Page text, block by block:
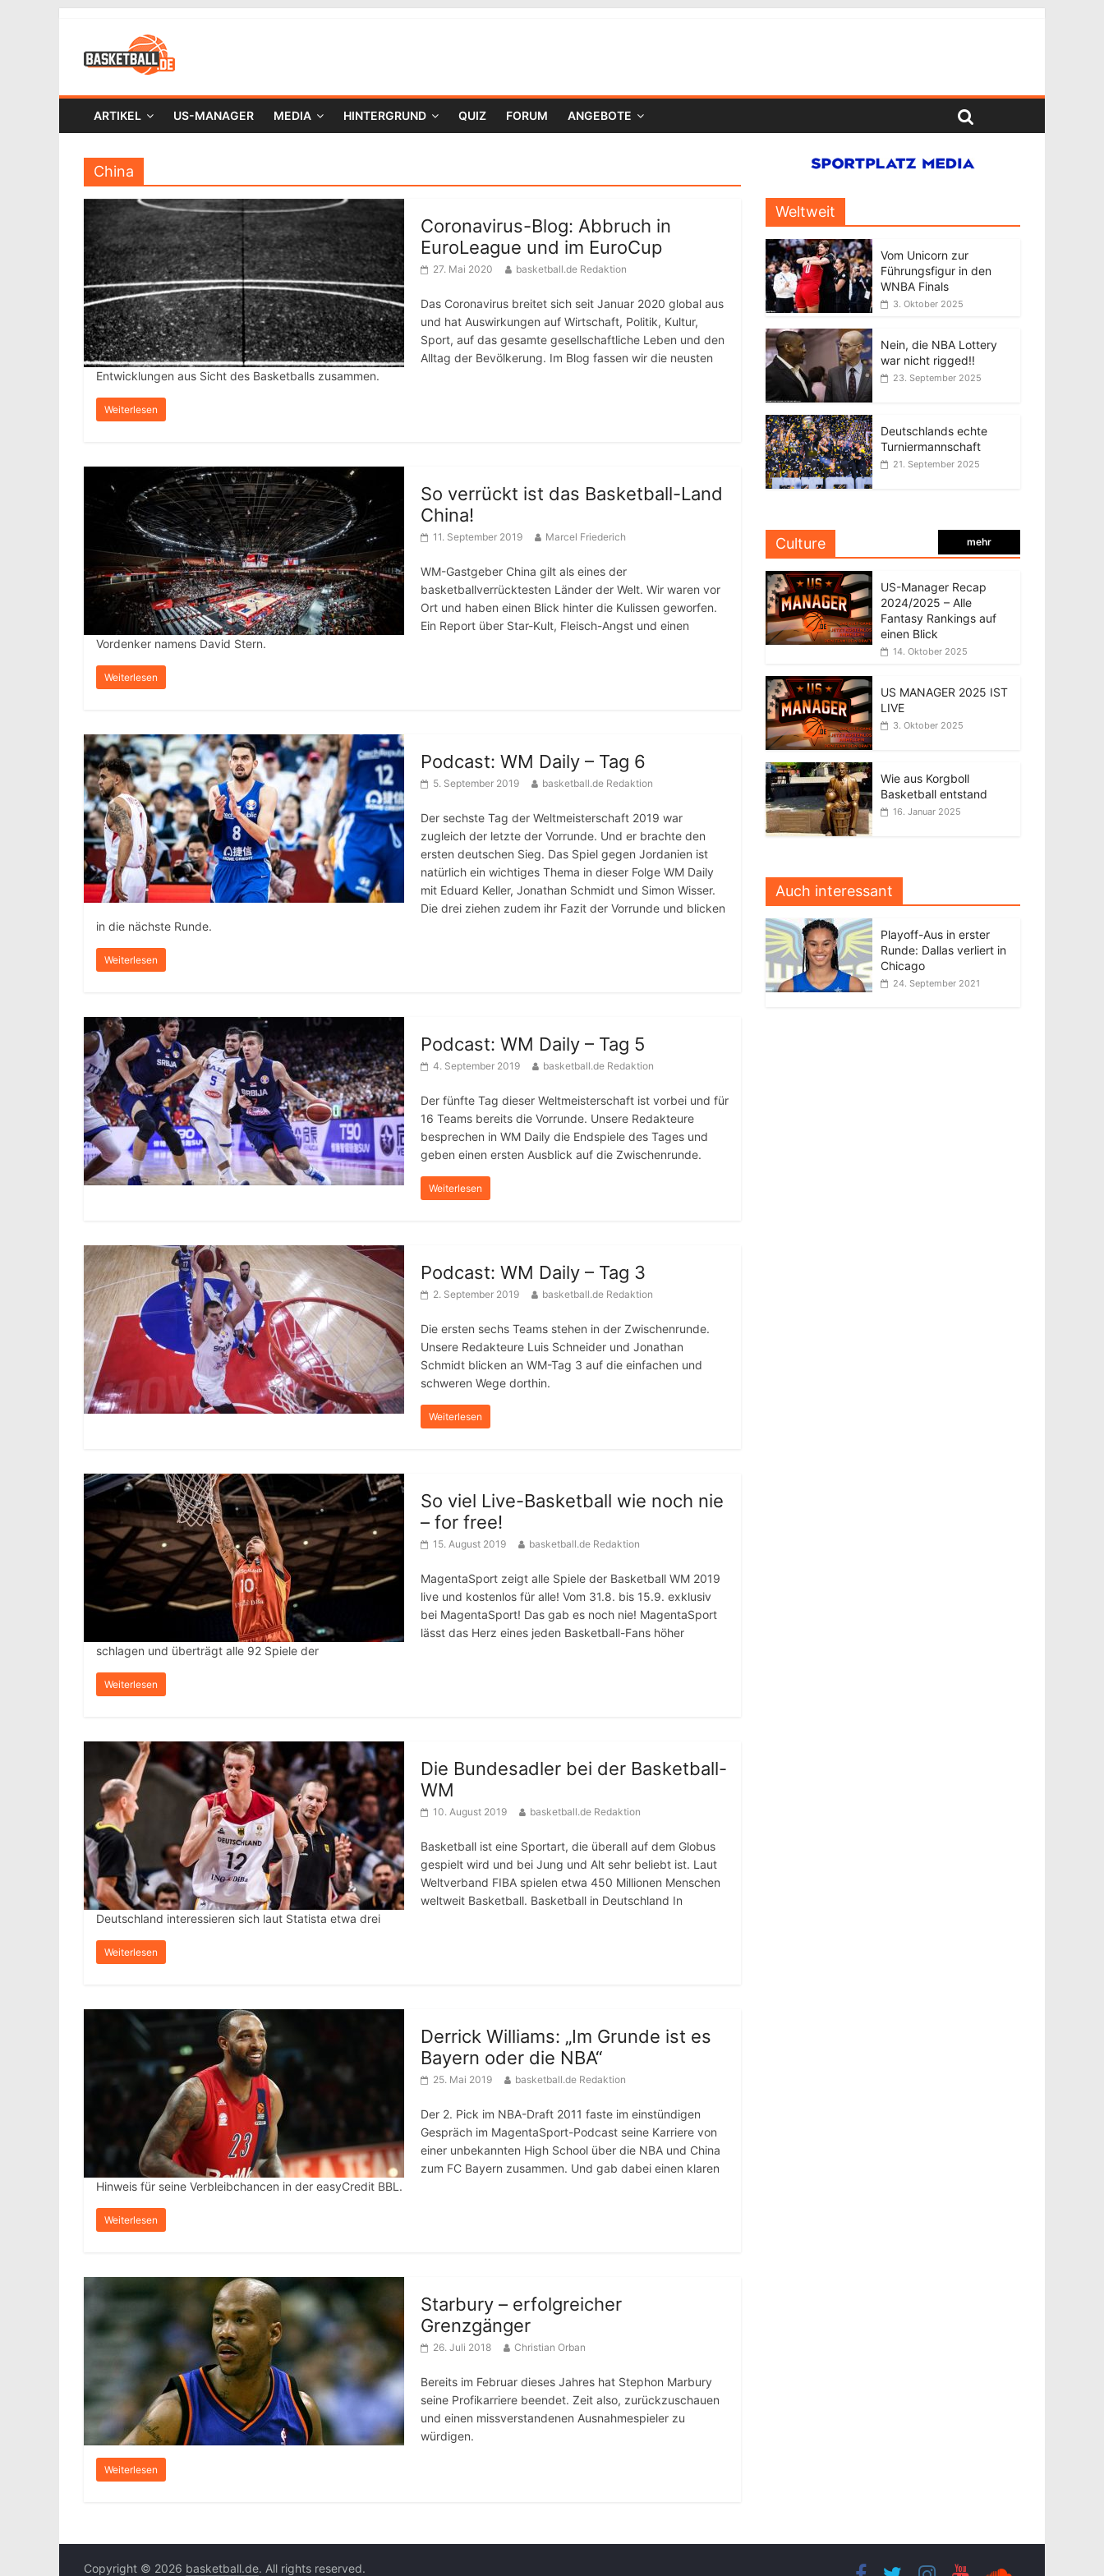
ARTIKEL US-MANAGER MEDIA HINTERGRUND QUIZ FORUM ANGEBOTE
China
Coronavirus-Blog: Abbruch in
EuroLeague und im EuroCup
27. Mai 2020 basketball.de Redaktion
Das Coronavirus breitet sich seit Januar 2020 global aus
und hat Auswirkungen auf Wirtschaft, Politik, Kultur,
Sport, auf das gesamte gesellschaftliche Leben und den
Alltag der Bevölkerung. Im Blog fassen wir die neusten
Entwicklungen aus Sicht des Basketballs zusammen.
Weiterlesen
So verrückt ist das Basketball-Land
China!
11. September 2019 Marcel Friederich
WM-Gastgeber China gilt als eines der
basketballverrücktesten Länder der Welt. Wir waren vor
Ort und haben einen Blick hinter die Kulissen geworfen.
Ein Report über Star-Kult, Fleisch-Angst und einen
Vordenker namens David Stern.
Weiterlesen
Podcast: WM Daily – Tag 6
5. September 2019 basketball.de Redaktion
Der sechste Tag der Weltmeisterschaft 2019 war
zugleich der letzte der Vorrunde. Und er brachte den
ersten deutschen Sieg. Das Spiel gegen Jordanien ist
natürlich ein wichtiges Thema in dieser Folge WM Daily
mit Eduard Keller, Jonathan Schmidt und Simon Wisser.
Die drei ziehen zudem ihr Fazit der Vorrunde und blicken
in die nächste Runde.
Weiterlesen
Podcast: WM Daily – Tag 5
4. September 2019 basketball.de Redaktion
Der fünfte Tag dieser Weltmeisterschaft ist vorbei und für
16 Teams bereits die Vorrunde. Unsere Redakteure
besprechen in WM Daily die Endspiele des Tages und
geben einen ersten Ausblick auf die Zwischenrunde.
Weiterlesen
Podcast: WM Daily – Tag 3
2. September 2019 basketball.de Redaktion
Die ersten sechs Teams stehen in der Zwischenrunde.
Unsere Redakteure Luis Schneider und Jonathan
Schmidt blicken an WM-Tag 3 auf die einfachen und
schweren Wege dorthin.
Weiterlesen
So viel Live-Basketball wie noch nie
– for free!
15. August 2019 basketball.de Redaktion
MagentaSport zeigt alle Spiele der Basketball WM 2019
live und kostenlos für alle! Vom 31.8. bis 15.9. exklusiv
bei MagentaSport! Das gab es noch nie! MagentaSport
lässt das Herz eines jeden Basketball-Fans höher
schlagen und überträgt alle 92 Spiele der
Weiterlesen
Die Bundesadler bei der Basketball-
WM
10. August 2019 basketball.de Redaktion
Basketball ist eine Sportart, die überall auf dem Globus
gespielt wird und bei Jung und Alt sehr beliebt ist. Laut
Weltverband FIBA spielen etwa 450 Millionen Menschen
weltweit Basketball. Basketball in Deutschland In
Deutschland interessieren sich laut Statista etwa drei
Weiterlesen
Derrick Williams: „Im Grunde ist es
Bayern oder die NBA“
25. Mai 2019 basketball.de Redaktion
Der 2. Pick im NBA-Draft 2011 faste im einstündigen
Gespräch im MagentaSport-Podcast seine Karriere von
einer unbekannten High School über die NBA und China
zum FC Bayern zusammen. Und gab dabei einen klaren
Hinweis für seine Verbleibchancen in der easyCredit BBL.
Weiterlesen
Starbury – erfolgreicher
Grenzgänger
26. Juli 2018 Christian Orban
Bereits im Februar dieses Jahres hat Stephon Marbury
seine Profikarriere beendet. Zeit also, zurückzuschauen
und einen missverstandenen Ausnahmespieler zu
würdigen.
Weiterlesen
Weltweit
Vom Unicorn zur
Führungsfigur in den
WNBA Finals
3. Oktober 2025
Nein, die NBA Lottery
war nicht rigged!!
23. September 2025
Deutschlands echte
Turniermannschaft
21. September 2025
Culture mehr
US-Manager Recap
2024/2025 – Alle
Fantasy Rankings auf
einen Blick
14. Oktober 2025
US MANAGER 2025 IST
LIVE
3. Oktober 2025
Wie aus Korgboll
Basketball entstand
16. Januar 2025
Auch interessant
Playoff-Aus in erster
Runde: Dallas verliert in
Chicago
24. September 2021
Copyright © 2026 basketball.de. All rights reserved.